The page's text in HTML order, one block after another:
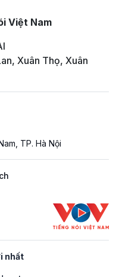
Việt Nam
Xuân Thọ, Xuân
TP. Hà Nội
nhất